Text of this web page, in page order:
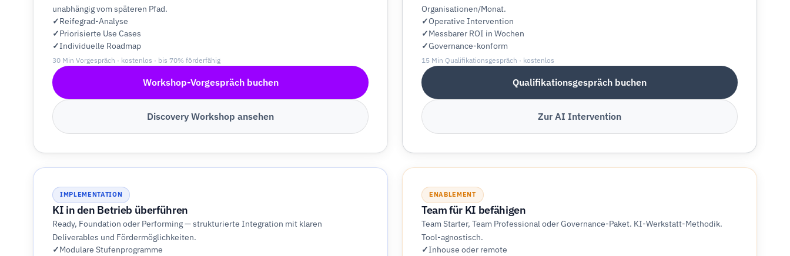
unabhängig vom späteren Pfad.
Reifegrad-Analyse
Priorisierte Use Cases
Individuelle Roadmap
30 Min Vorgespräch · kostenlos · bis 70% förderfähig
Workshop-Vorgespräch buchen
Discovery Workshop ansehen
Organisationen/Monat.
Operative Intervention
Messbarer ROI in Wochen
Governance-konform
15 Min Qualifikationsgespräch · kostenlos
Qualifikationsgespräch buchen
Zur AI Intervention
IMPLEMENTATION
KI in den Betrieb überführen
Ready, Foundation oder Performing — strukturierte Integration mit klaren
Deliverables und Fördermöglichkeiten.
Modulare Stufenprogramme
ENABLEMENT
Team für KI befähigen
Team Starter, Team Professional oder Governance-Paket. KI-Werkstatt-Methodik.
Tool-agnostisch.
Inhouse oder remote